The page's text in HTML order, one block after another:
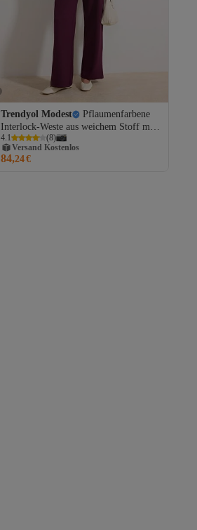
Trendyol Modest
Pflaumenfarbene
Interlock-Weste aus weichem Stoff mit
Knöpfen und gestrickter Hose – Top-Set
TCTSS26US00005
4.1 (8)
Versand Kostenlos
Gratis Versand
Versand Kostenlos
84,24€